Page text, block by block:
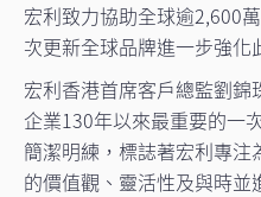
宏利致力協助全球逾2,600
次更新全球品牌進一步強化
宏利香港首席客戶總監劉
企業130年以來最重要的一
簡潔明練，標誌著宏利專
的價值觀、靈活性及與時